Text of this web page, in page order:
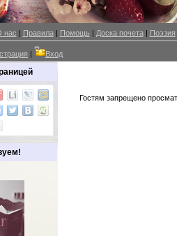
нас | Правила| Помощь | Доска почета| Поэзия
| Вход
Гостям запрещено